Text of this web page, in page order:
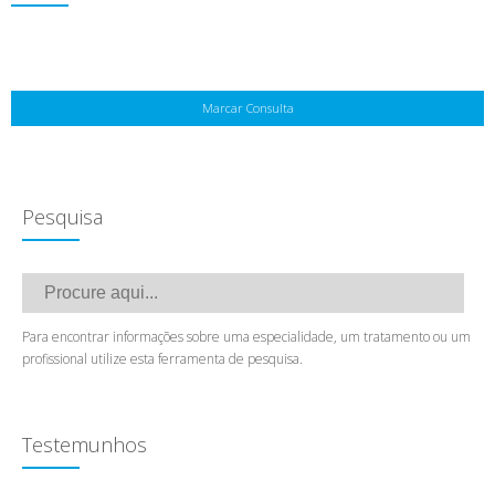
Marcar Consulta
Pesquisa
Para encontrar informações sobre uma especialidade, um tratamento ou um
profissional utilize esta ferramenta de pesquisa.
Testemunhos